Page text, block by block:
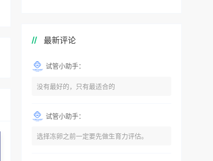
最新评论
试管小助手：
没有最好的，只有最适合的
试管小助手：
选择冻卵之前一定要先做生育力评估。